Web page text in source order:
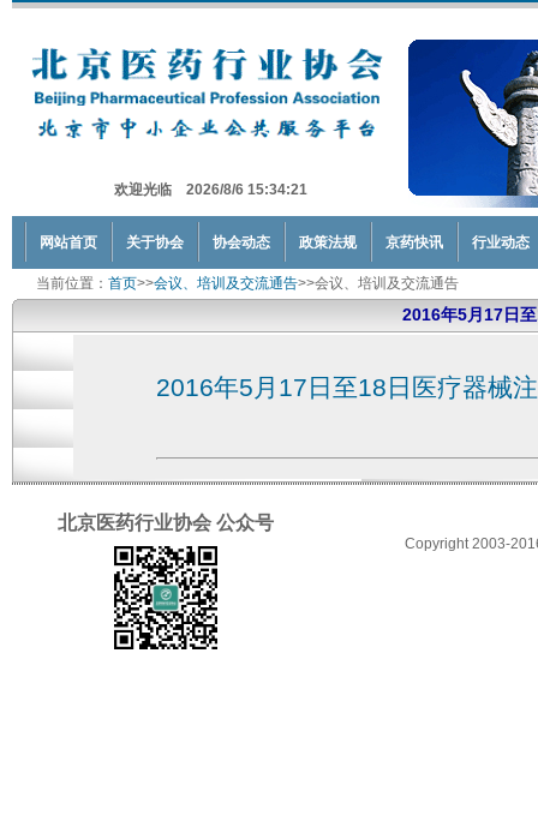
欢迎光临 2026/8/6 15:34:21
网站首页 关于协会 协会动态 政策法规 京药快讯 行业动态
当前位置： 首页>>会议、培训及交流通告>>会议、培训及交流通告
2016年5月17日
2016年5月17日至18日医疗器械
北京医药行业协会 公众号
Copyright 2003-